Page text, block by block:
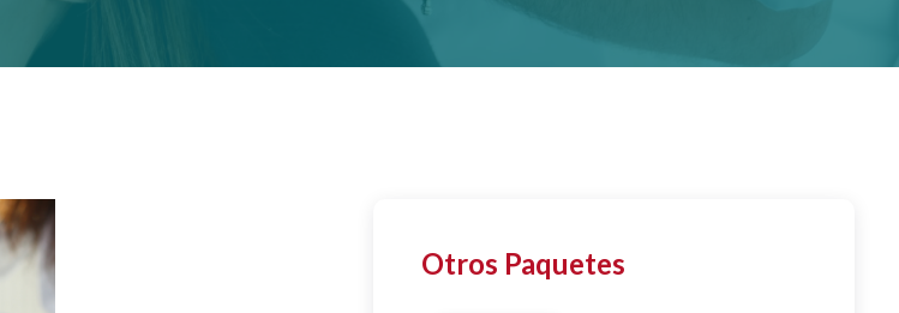
Otros Paquetes